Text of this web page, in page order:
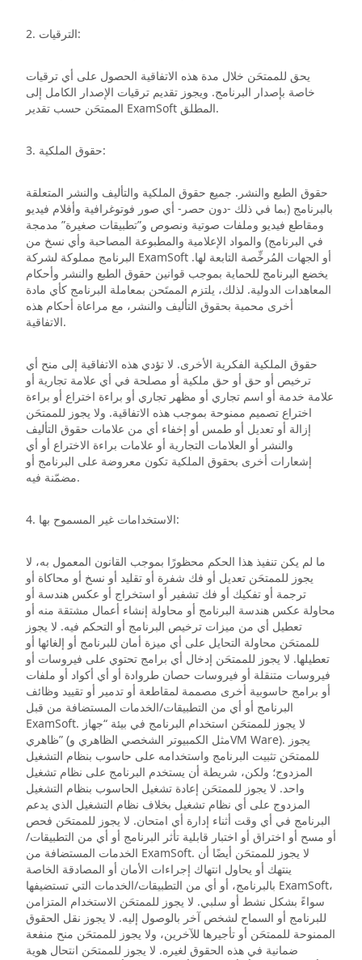
2. الترقيات:
يحق للممتحَن خلال مدة هذه الاتفاقية الحصول على أي ترقيات
خاصة بإصدار البرنامج. ويجوز تقديم ترقيات الإصدار الكامل إلى
الممتحَن حسب تقدير ExamSoft المطلق.
3. حقوق الملكية:
حقوق الطبع والنشر. جميع حقوق الملكية والتأليف والنشر المتعلقة
بالبرنامج (بما في ذلك -دون حصر- أي صور فوتوغرافية وأفلام فيديو
ومقاطع فيديو وملفات صوتية ونصوص و”تطبيقات صغيرة” مدمجة
في البرنامج) والمواد الإعلامية والمطبوعة المصاحبة وأي نسخ من
البرنامج مملوكة لشركة ExamSoft أو الجهات المُرخِّصة التابعة لها.
يخضع البرنامج للحماية بموجب قوانين حقوق الطبع والنشر وأحكام
المعاهدات الدولية. لذلك، يلتزم الممتَحن بمعاملة البرنامج كأي مادة
أخرى محمية بحقوق التأليف والنشر، مع مراعاة أحكام هذه
الاتفاقية.
حقوق الملكية الفكرية الأخرى. لا تؤدي هذه الاتفاقية إلى منح أي
ترخيص أو حق أو حق ملكية أو مصلحة في أي علامة تجارية أو
علامة خدمة أو اسم تجاري أو مظهر تجاري أو براءة اختراع أو براءة
اختراع تصميم ممنوحة بموجب هذه الاتفاقية. ولا يجوز للممتحَن
إزالة أو تعديل أو طمس أو إخفاء أي من علامات حقوق التأليف
والنشر أو العلامات التجارية أو علامات براءة الاختراع أو أي
إشعارات أخرى بحقوق الملكية تكون معروضة على البرنامج أو
مضمّنة فيه.
4. الاستخدامات غير المسموح بها:
ما لم يكن تنفيذ هذا الحكم محظورًا بموجب القانون المعمول به، لا
يجوز للممتحَن تعديل أو فك شفرة أو تقليد أو نسخ أو محاكاة أو
ترجمة أو تفكيك أو فك تشفير أو استخراج أو عكس هندسة أو
محاولة عكس هندسة البرنامج أو محاولة إنشاء أعمال مشتقة منه أو
تعطيل أي من ميزات ترخيص البرنامج أو التحكم فيه. لا يجوز
للممتحَن محاولة التحايل على أي ميزة أمان للبرنامج أو إلغائها أو
تعطيلها. لا يجوز للممتحَن إدخال أي برامج تحتوي على فيروسات أو
فيروسات متنقلة أو فيروسات حصان طروادة أو أي أكواد أو ملفات
أو برامج حاسوبية أخرى مصممة لمقاطعة أو تدمير أو تقييد وظائف
البرنامج أو أي من التطبيقات/الخدمات المستضافة من قبل
ExamSoft. لا يجوز للممتحَن استخدام البرنامج في بيئة “جهاز
ظاهري” (مثل الكمبيوتر الشخصي الظاهري وVM Ware). يجوز
للممتحَن تثبيت البرنامج واستخدامه على حاسوب بنظام التشغيل
المزدوج؛ ولكن، شريطة أن يستخدم البرنامج على نظام تشغيل
واحد. لا يجوز للممتحَن إعادة تشغيل الحاسوب بنظام التشغيل
المزدوج على أي نظام تشغيل بخلاف نظام التشغيل الذي يدعم
البرنامج في أي وقت أثناء إدارة أي امتحان. لا يجوز للممتحَن فحص
أو مسح أو اختراق أو اختبار قابلية تأثر البرنامج أو أي من التطبيقات/
الخدمات المستضافة من ExamSoft. لا يجوز للممتحَن أيضًا أن
ينتهك أو يحاول انتهاك إجراءات الأمان أو المصادقة الخاصة
بالبرنامج، أو أي من التطبيقات/الخدمات التي تستضيفها ExamSoft،
سواءً بشكل نشط أو سلبي. لا يجوز للممتحَن الاستخدام المتزامن
للبرنامج أو السماح لشخص آخر بالوصول إليه. لا يجوز نقل الحقوق
الممنوحة للممتحَن أو تأجيرها للآخرين، ولا يجوز للممتحَن منح منفعة
ضمانية في هذه الحقوق لغيره. لا يجوز للممتحَن انتحال هوية